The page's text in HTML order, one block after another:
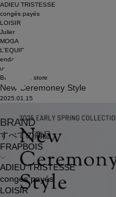
BRAND
すべての商品
FRAPBOIS
ADIEU TRISTESSE
congés payés
LOISIR
ADIEU TRISTESSE
congés payés
LOISIR
Julier
MOGA
L'EQUIPE
endalence
unbilanc
BIGI online store
New Ceremoney Style
2025.01.15